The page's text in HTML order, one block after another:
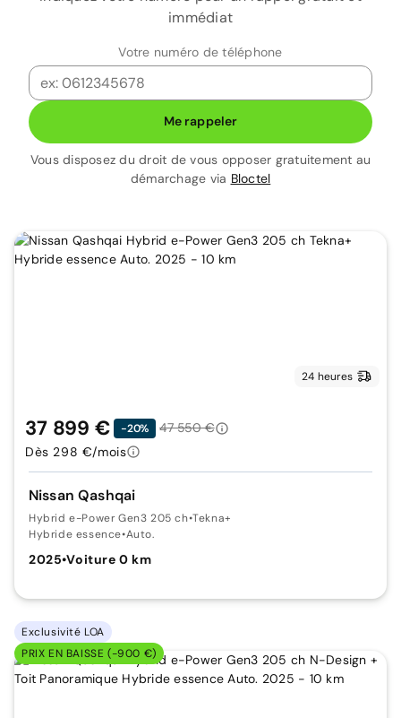
immédiat
Votre numéro de téléphone
Me rappeler
Vous disposez du droit de vous opposer gratuitement au
démarchage via Bloctel
24 heures
Nissan Qashqai
Hybrid e-Power Gen3 205 ch•Tekna+
Hybride essence•Auto.
2025•Voiture 0 km
37 899 € -20%
47 550 €
Dès 298 €/mois
Exclusivité LOA
PRIX EN BAISSE (-900 €)